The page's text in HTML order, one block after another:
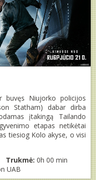
buvęs Niujorko policijos
Statham) dabar dirba
įtakingą Tailando
etapas netikėtai
tiesiog Kolo akyse, o visi
Trukmė: 0h 00 min
UAB